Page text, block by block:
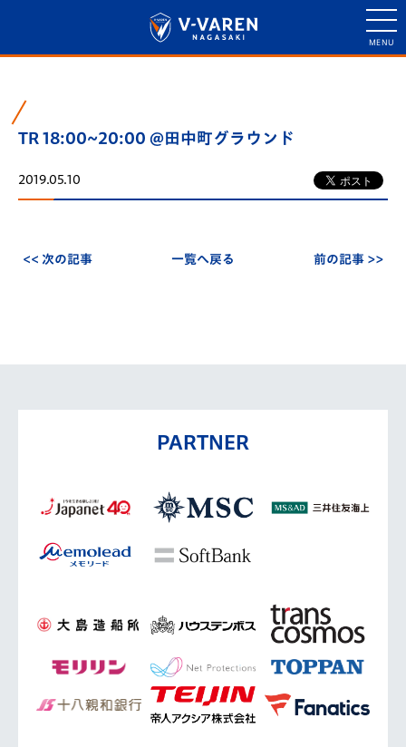
TR 18:00~20:00 @田中町グラウンド
2019.05.10
<< 次の記事 一覧へ戻る 前の記事 >>
PARTNER